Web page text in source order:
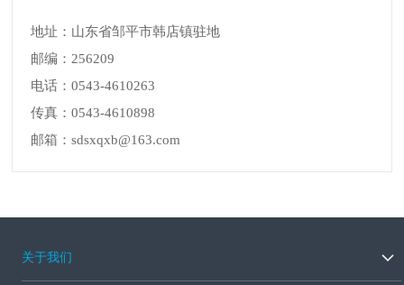
地址：山东省邹平市韩店镇驻地
邮编：256209
电话：0543-4610263
传真：0543-4610898
邮箱：sdsxqxb@163.com
关于我们